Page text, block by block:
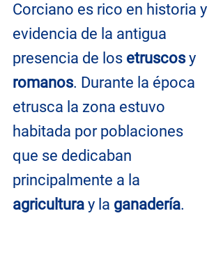
Corciano es rico en historia y
evidencia de la antigua
presencia de los etruscos y
romanos. Durante la época
etrusca la zona estuvo
habitada por poblaciones
que se dedicaban
principalmente a la
agricultura y la ganadería.